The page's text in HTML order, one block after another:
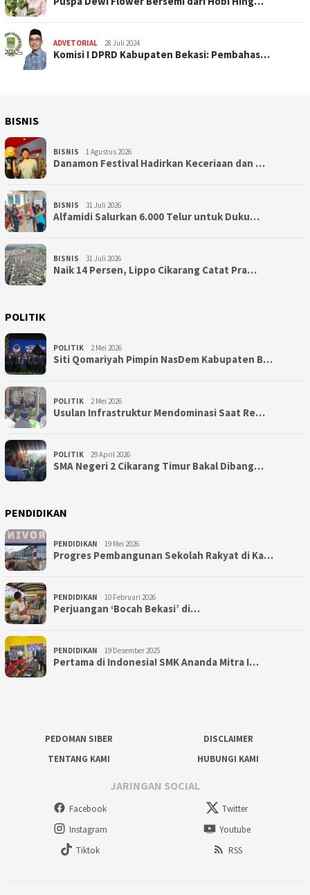
ADVETORIAL 28 Juli 2024
Komisi I DPRD Kabupaten Bekasi: Pembahas…
BISNIS
BISNIS 1 Agustus 2026
Danamon Festival Hadirkan Keceriaan dan …
BISNIS 31 Juli 2026
Alfamidi Salurkan 6.000 Telur untuk Duku…
BISNIS 31 Juli 2026
Naik 14 Persen, Lippo Cikarang Catat Pra…
POLITIK
POLITIK 2 Mei 2026
Siti Qomariyah Pimpin NasDem Kabupaten B…
POLITIK 2 Mei 2026
Usulan Infrastruktur Mendominasi Saat Re…
POLITIK 29 April 2026
SMA Negeri 2 Cikarang Timur Bakal Dibang…
PENDIDIKAN
PENDIDIKAN 19 Mei 2026
Progres Pembangunan Sekolah Rakyat di Ka…
PENDIDIKAN 10 Februari 2026
Perjuangan ‘Bocah Bekasi’ di…
PENDIDIKAN 19 Desember 2025
Pertama di Indonesia! SMK Ananda Mitra I…
PEDOMAN SIBER
DISCLAIMER
TENTANG KAMI
HUBUNGI KAMI
JARINGAN SOCIAL
Facebook
Twitter
Instagram
Youtube
Tiktok
RSS